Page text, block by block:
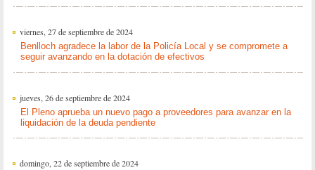
viernes, 27 de septiembre de 2024
Benlloch agradece la labor de la Policía Local y se compromete a
seguir avanzando en la dotación de efectivos
jueves, 26 de septiembre de 2024
El Pleno aprueba un nuevo pago a proveedores para avanzar en la
liquidación de la deuda pendiente
domingo, 22 de septiembre de 2024